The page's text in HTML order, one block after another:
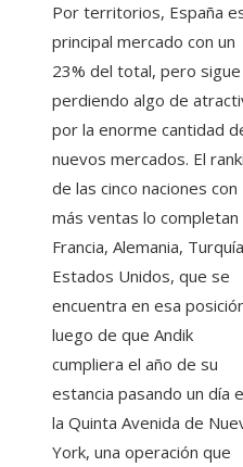
Por territorios, España
principal mercado con un
23% del total, pero sigue
perdiendo algo de
por la enorme cantidad
nuevos mercados. El
de las cinco naciones con
más ventas lo completan
Francia, Alemania,
Estados Unidos, que se
encuentra en esa
luego de que Andik
cumpliera el año de su
estancia pasando un día
la Quinta Avenida de
York, una operación que